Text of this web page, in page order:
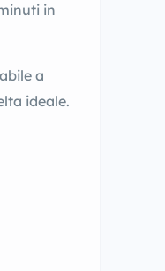
in
a
ideale.